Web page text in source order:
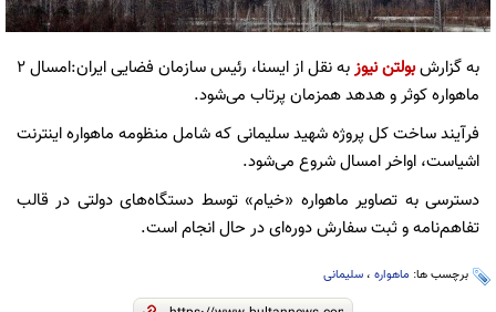
به گزارشبولتن نیوز
به نقل از ایسنا، رئیس سازمان فضایی ایران:امسال ۲
ماهواره کوثر و هدهد همزمان پرتاب می‌شود.
فرآیند ساخت کل پروژه شهید سلیمانی که شامل منظومه ماهواره اینترنت
اشیاست، اواخر امسال شروع می‌شود.
دسترسی به تصاویر ماهواره «خیام» توسط دستگاه‌های دولتی در قالب
تفاهم‌نامه و ثبت سفارش دوره‌ای در حال انجام است.
برچسب ها: ماهواره ، سلیمانی